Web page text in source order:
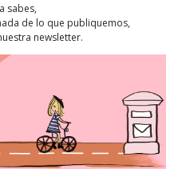
sabes,
de lo que publiquemos,
newsletter.